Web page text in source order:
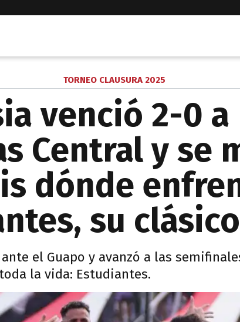
TORNEO CLAUSURA 2025
venció 2-0 a
Central y se
dónde
su
el Guapo y avanzó a las
la vida: Estudiantes.